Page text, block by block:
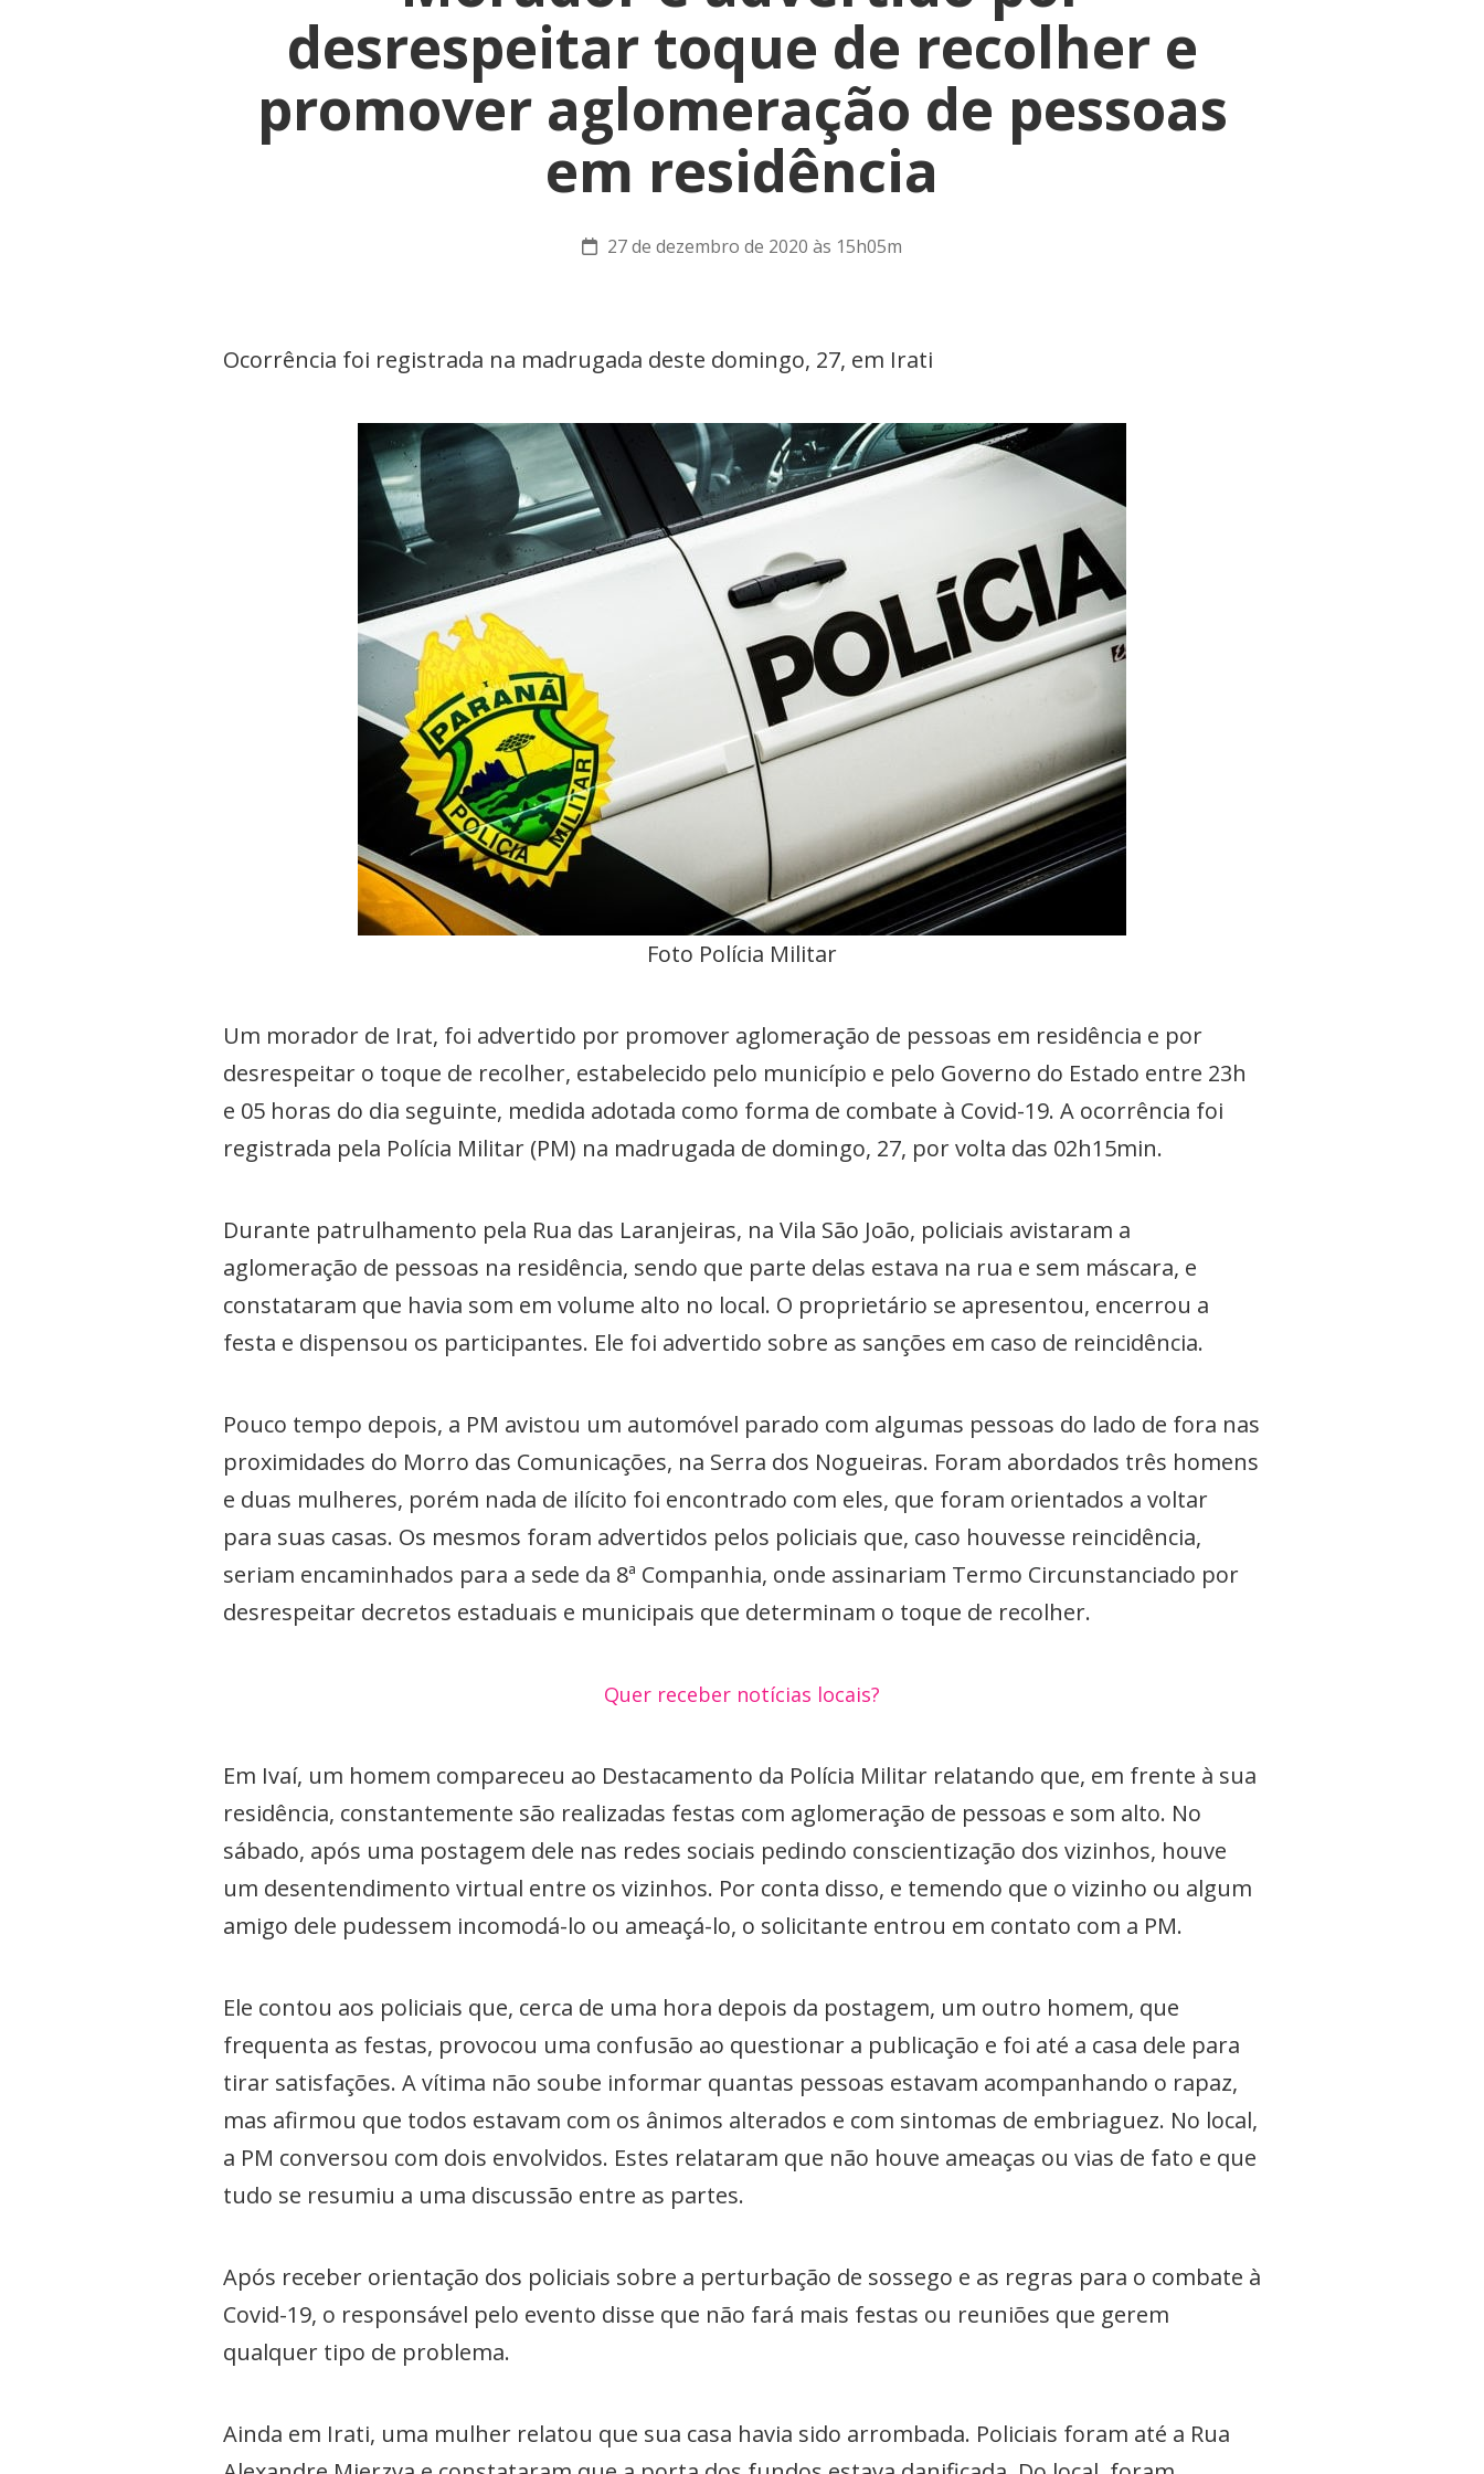
desrespeitar toque de recolher e
promover aglomeração de pessoas
em residência
27 de dezembro de 2020 às 15h05m
Ocorrência foi registrada na madrugada deste domingo, 27, em Irati
Foto Polícia Militar
Um morador de Irat, foi advertido por promover aglomeração de pessoas em residência e por
desrespeitar o toque de recolher, estabelecido pelo município e pelo Governo do Estado entre 23h
e 05 horas do dia seguinte, medida adotada como forma de combate à Covid-19. A ocorrência foi
registrada pela Polícia Militar (PM) na madrugada de domingo, 27, por volta das 02h15min.
Durante patrulhamento pela Rua das Laranjeiras, na Vila São João, policiais avistaram a
aglomeração de pessoas na residência, sendo que parte delas estava na rua e sem máscara, e
constataram que havia som em volume alto no local. O proprietário se apresentou, encerrou a
festa e dispensou os participantes. Ele foi advertido sobre as sanções em caso de reincidência.
Pouco tempo depois, a PM avistou um automóvel parado com algumas pessoas do lado de fora nas
proximidades do Morro das Comunicações, na Serra dos Nogueiras. Foram abordados três homens
e duas mulheres, porém nada de ilícito foi encontrado com eles, que foram orientados a voltar
para suas casas. Os mesmos foram advertidos pelos policiais que, caso houvesse reincidência,
seriam encaminhados para a sede da 8ª Companhia, onde assinariam Termo Circunstanciado por
desrespeitar decretos estaduais e municipais que determinam o toque de recolher.
Quer receber notícias locais?
Em Ivaí, um homem compareceu ao Destacamento da Polícia Militar relatando que, em frente à sua
residência, constantemente são realizadas festas com aglomeração de pessoas e som alto. No
sábado, após uma postagem dele nas redes sociais pedindo conscientização dos vizinhos, houve
um desentendimento virtual entre os vizinhos. Por conta disso, e temendo que o vizinho ou algum
amigo dele pudessem incomodá-lo ou ameaçá-lo, o solicitante entrou em contato com a PM.
Ele contou aos policiais que, cerca de uma hora depois da postagem, um outro homem, que
frequenta as festas, provocou uma confusão ao questionar a publicação e foi até a casa dele para
tirar satisfações. A vítima não soube informar quantas pessoas estavam acompanhando o rapaz,
mas afirmou que todos estavam com os ânimos alterados e com sintomas de embriaguez. No local,
a PM conversou com dois envolvidos. Estes relataram que não houve ameaças ou vias de fato e que
tudo se resumiu a uma discussão entre as partes.
Após receber orientação dos policiais sobre a perturbação de sossego e as regras para o combate à
Covid-19, o responsável pelo evento disse que não fará mais festas ou reuniões que gerem
qualquer tipo de problema.
Ainda em Irati, uma mulher relatou que sua casa havia sido arrombada. Policiais foram até a Rua